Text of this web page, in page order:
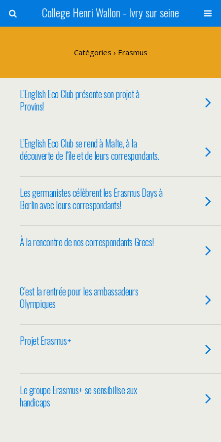
College Henri Wallon - Ivry sur seine
Catégories › Erasmus
L’English Eco Club présente son projet à
Provins!
L’English Eco Club se rend à Malte, à la
découverte de l’île et de leurs correspondants.
Les germanistes célèbrent les Erasmus Days à
Berlin avec leurs correspondants!
À la rencontre de nos correspondants Grecs!
C’est la rentrée pour les ambassadeurs
Olympiques
Projet Erasmus+
Le groupe Erasmus+ se sensibilise aux
handicaps